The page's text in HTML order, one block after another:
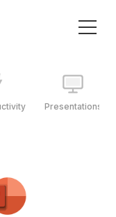
Presentations